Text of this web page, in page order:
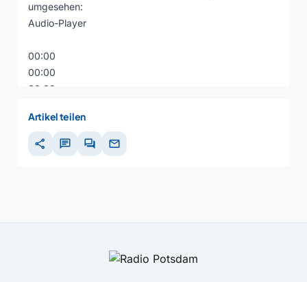
umgesehen:
Audio-Player
00:00
00:00
00:00
Artikel teilen
share chat forum mail